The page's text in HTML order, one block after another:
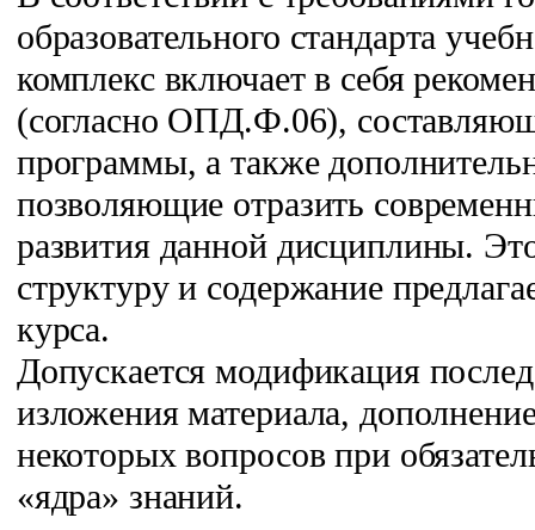
образовательного стандарта
комплекс включает в себя
(согласно ОПД.Ф.06),
программы, а также
позволяющие отразить
развития данной дисциплины.
структуру и содержание
курса.
Допускается модификация
изложения материала,
некоторых вопросов при
«ядра» знаний.